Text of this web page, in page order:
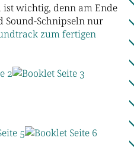
wichtig, denn am Ende
Sound-Schnipseln nur
zum fertigen